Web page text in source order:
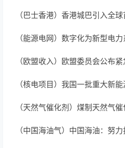
（巴士香港）香港城巴引入全
（天然气催化剂）煤制天然气